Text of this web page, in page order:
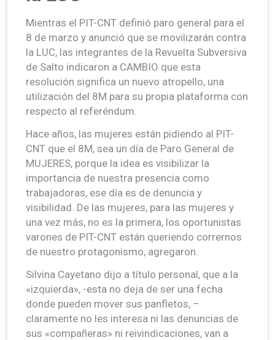
Mientras el PIT-CNT definió paro general para el
8 de marzo y anunció que se movilizarán contra
la LUC, las integrantes de la Revuelta Subversiva
de Salto indicaron a CAMBIO que esta
resolución significa un nuevo atropello, una
utilización del 8M para su propia plataforma con
respecto al referéndum.
Hace años, las mujeres están pidiendo al PIT-
CNT que el 8M, sea un día de Paro General de
MUJERES, porque la idea es visibilizar la
importancia de nuestra presencia como
trabajadoras, ese día es de denuncia y
visibilidad. De las mujeres, para las mujeres y
una vez más, no es la primera, los oportunistas
varones de PIT-CNT están queriendo corrernos
de nuestro protagonismo, agregaron.
Silvina Cayetano dijo a título personal, que a la
«izquierda», -esta no deja de ser una fecha
donde pueden mover sus panfletos, –
claramente no les interesa ni las denuncias de
sus «compañeras» ni reivindicaciones, van a